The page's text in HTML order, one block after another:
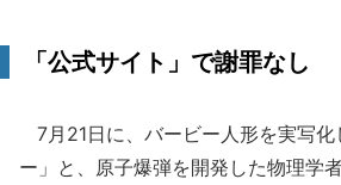
「公式サイト」で謝罪なし
7月21日に、バービー人形を実写化
ー」と、原子爆弾を開発した物理学